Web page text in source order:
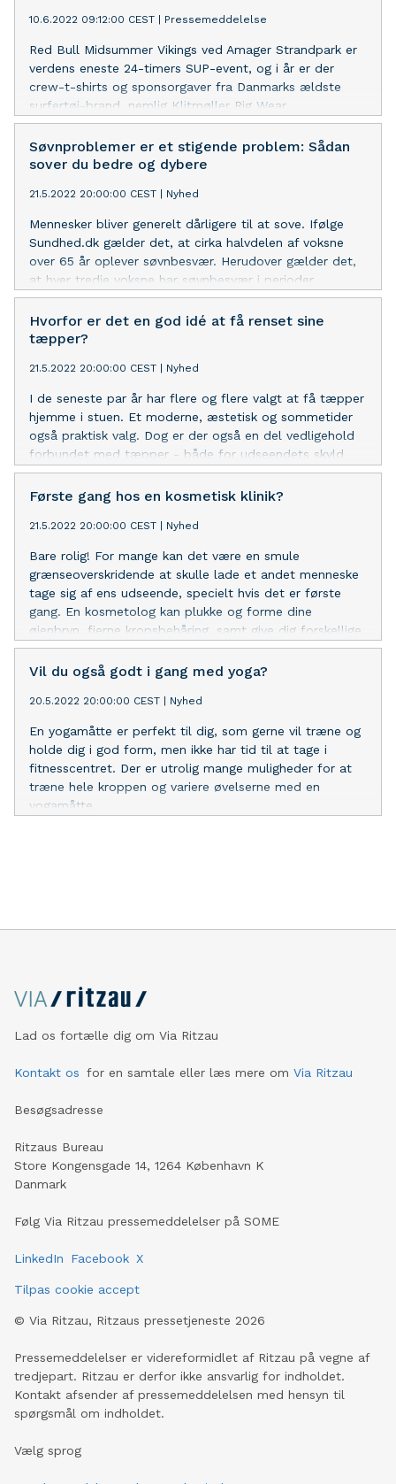
10.6.2022 09:12:00 CEST Pressemeddelelse
Red Bull Midsummer Vikings ved Amager Strandpark er
verdens eneste 24-timers SUP-event, og i år er der
crew-t-shirts og sponsorgaver fra Danmarks ældste
surfertøj-brand, nemlig Klitmøller Rig Wear.
Søvnproblemer er et stigende problem: Sådan
sover du bedre og dybere
21.5.2022 20:00:00 CEST Nyhed
Mennesker bliver generelt dårligere til at sove. Ifølge
Sundhed.dk gælder det, at cirka halvdelen af voksne
over 65 år oplever søvnbesvær. Herudover gælder det,
at hver tredje voksne har søvnbesvær i perioder.
Hvorfor er det en god idé at få renset sine
tæpper?
21.5.2022 20:00:00 CEST Nyhed
I de seneste par år har flere og flere valgt at få tæpper
hjemme i stuen. Et moderne, æstetisk og sommetider
også praktisk valg. Dog er der også en del vedligehold
forbundet med tæpper - både for udseendets skyld
men også med henblik på hygiejne og allergier. I tæpper
samler sig nemlig støv og andre usundheder, som du
pletter og plamager. Disse kan heldigvis - i langt de
Første gang hos en kosmetisk klinik?
21.5.2022 20:00:00 CEST Nyhed
Bare rolig! For mange kan det være en smule
grænseoverskridende at skulle lade et andet menneske
tage sig af ens udseende, specielt hvis det er første
gang. En kosmetolog kan plukke og forme dine
øjenbryn, fjerne kropsbehåring, samt give dig forskellige
krops- og ansigtsbehandlinger, når det gælder de
mindre behandlinger. Efter første oplevelse finder
kosmetologen i ny og næ. Det skyldtes, at de
uddannedes resultater overrasker – ikke på grund af, at
de ikke burde være dygtige i deres arbejde, men fordi at
mange mænd og kvinder føler sig direkte overraskende
smukke, efter et besøg hos deres foretrukne
kosmetolog.
Vil du også godt i gang med yoga?
20.5.2022 20:00:00 CEST Nyhed
En yogamåtte er perfekt til dig, som gerne vil træne og
holde dig i god form, men ikke har tid til at tage i
fitnesscentret. Der er utrolig mange muligheder for at
træne hele kroppen og variere øvelserne med en
yogamåtte.
Lad os fortælle dig om Via Ritzau
Kontakt os for en samtale eller læs mere om Via Ritzau
Besøgsadresse
Ritzaus Bureau
Store Kongensgade 14, 1264 København K
Danmark
Følg Via Ritzau pressemeddelelser på SOME
LinkedIn Facebook X
Tilpas cookie accept
© Via Ritzau, Ritzaus pressetjeneste 2026
Pressemeddelelser er videreformidlet af Ritzau på vegne af
tredjepart. Ritzau er derfor ikke ansvarlig for indholdet.
Kontakt afsender af pressemeddelelsen med hensyn til
spørgsmål om indholdet.
Vælg sprog